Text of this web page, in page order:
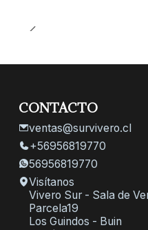
CONTACTO
ventas@survivero.cl
+56956819770
56956819770
Visítanos
Vivero Sur - Sala de
Parcela19
Los Guindos - Buin